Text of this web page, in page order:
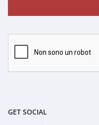
GET SOCIAL